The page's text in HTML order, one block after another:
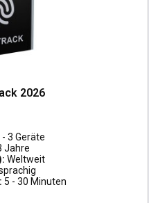
2026
- 3 Geräte
Jahre
Weltweit
5 - 30 Minuten